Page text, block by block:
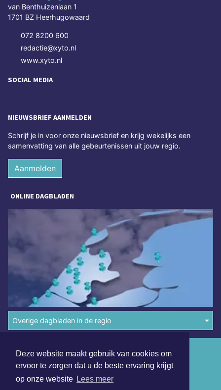
Deze website maakt gebruik van cookies om
ervoor te zorgen dat u de beste ervaring krijgt
op onze website Lees meer
van Benthuizenlaan 1
1701 BZ Heerhugowaard
072 8200 600
redactie@xyto.nl
www.xyto.nl
SOCIAL MEDIA
NIEUWSBRIEF AANMELDEN
Schrijf je in voor onze nieuwsbrief en krijg wekelijks een
samenvatting van alle gebeurtenissen uit jouw regio.
Aanmelden
ONLINE DAGBLADEN
Overige dagbladen in de regio
Algemene voorwaarden
Disclaimer
Privacy Statement